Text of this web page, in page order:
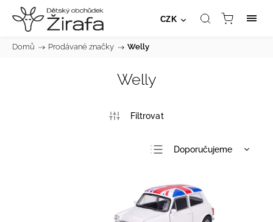
CZK
Domů / Prodávané značky / Welly
Welly
Doporučujeme
Nejdražší
Nejprodávanější